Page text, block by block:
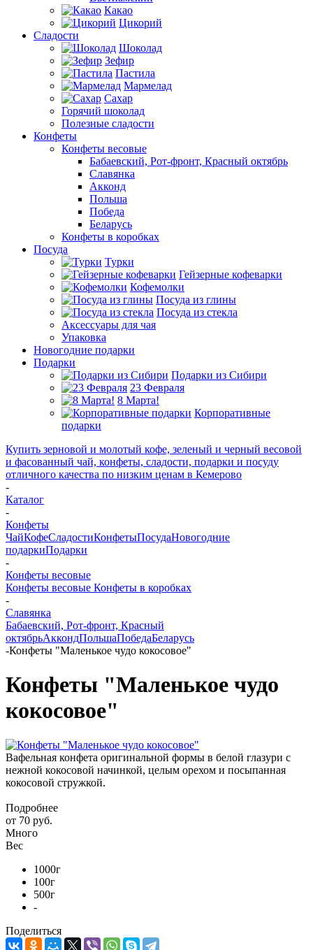
Какао
Цикорий
Сладости
Шоколад
Зефир
Пастила
Мармелад
Сахар
Горячий шоколад
Полезные сладости
Конфеты
Конфеты весовые
Бабаевский, Рот-фронт, Красный октябрь
Славянка
Акконд
Польша
Победа
Беларусь
Конфеты в коробках
Посуда
Турки
Гейзерные кофеварки
Кофемолки
Посуда из глины
Посуда из стекла
Аксессуары для чая
Упаковка
Новогодние подарки
Подарки
Подарки из Сибири
23 Февраля
8 Марта!
Корпоративные
подарки
Купить зерновой и молотый кофе, зеленый и черный весовой
и фасованный чай, конфеты, сладости, подарки и посуду
отличного качества по низким ценам в Кемерово
-
Каталог
-
Конфеты
ЧайКофеСладостиКонфетыПосудаНовогодние
подаркиПодарки
-
Конфеты весовые
Конфеты весовые Конфеты в коробках
-
Славянка
Бабаевский, Рот-фронт, Красный
октябрьАккондПольшаПобедаБеларусь
-Конфеты "Маленькое чудо кокосовое"
Конфеты "Маленькое чудо
кокосовое"
Вафельная конфета оригинальной формы в белой глазури с
нежной кокосовой начинкой, целым орехом и посыпанная
кокосовой стружкой.
Подробнее
от 70 руб.
Много
Вес
1000г
100г
500г
-
Поделиться